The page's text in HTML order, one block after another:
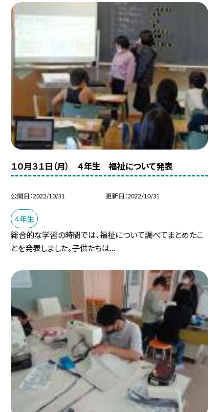
１０月３１日（月） ４年生 福祉について発表
公開日 2022/10/31 更新日 2022/10/31
４年生
総合的な学習の時間では、福祉について調べてまとめたこ
とを発表しました。子供たちは...